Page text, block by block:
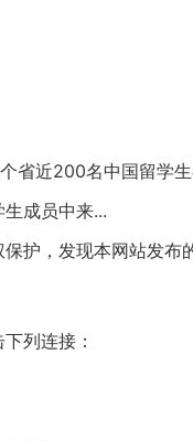
省近200名中国留学
成员中来...
护，发现本网站发
列连接：